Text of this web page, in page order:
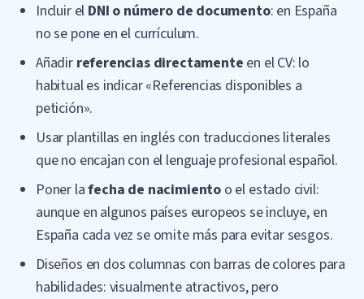
Incluir el DNI o número de documento: en España
no se pone en el currículum.
Añadir referencias directamente en el CV: lo
habitual es indicar «Referencias disponibles a
petición».
Usar plantillas en inglés con traducciones literales
que no encajan con el lenguaje profesional español.
Poner lafecha de nacimientoo el estado civil:
aunque en algunos países europeos se incluye, en
España cada vez se omite más para evitar sesgos.
Diseños en dos columnas con barras de colores para
habilidades: visualmente atractivos, pero